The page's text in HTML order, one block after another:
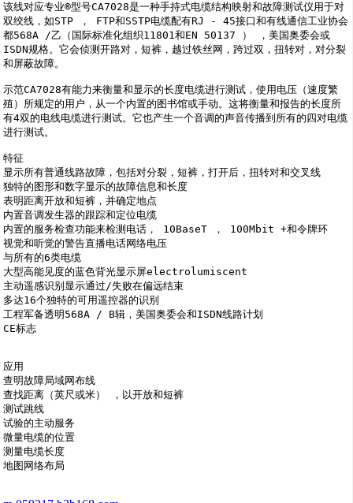
该线对应专业®型号CA7028是一种手持式电缆结构映射和故障测试仪用于对
双绞线，如STP ， FTP和SSTP电缆配有RJ - 45接口和有线通信工业协会
都568A /乙（国际标准化组织11801和EN 50137 ） ，美国奥委会或
ISDN规格。它会侦测开路对，短裤，越过铁丝网，跨过双，扭转对，对分裂
和屏蔽故障。
示范CA7028有能力来衡量和显示的长度电缆进行测试，使用电压（速度繁
殖）所规定的用户，从一个内置的图书馆或手动。这将衡量和报告的长度所
有4双的电线电缆进行测试。它也产生一个音调的声音传播到所有的四对电缆
进行测试。
特征
显示所有普通线路故障，包括对分裂，短裤，打开后，扭转对和交叉线
独特的图形和数字显示的故障信息和长度
表明距离开放和短裤，并确定地点
内置音调发生器的跟踪和定位电缆
内置的服务检查功能来检测电话， 10BaseT ， 100Mbit +和令牌环
视觉和听觉的警告直播电话网络电压
与所有的6类电缆
大型高能见度的蓝色背光显示屏electrolumiscent
主动遥感识别显示通过/失败在偏远结束
多达16个独特的可用遥控器的识别
工程军备透明568A / B辑，美国奥委会和ISDN线路计划
CE标志
应用
查明故障局域网布线
查找距离（英尺或米） ，以开放和短裤
测试跳线
试验的主动服务
微量电缆的位置
测量电缆长度